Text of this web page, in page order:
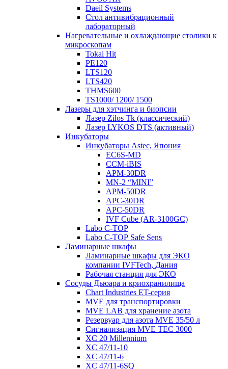
Daeil Systems
Стол антивибрационный
лабораторный
Нагревательные и охлаждающие столики к
микроскопам
Tokai Hit
PE120
LTS120
LTS420
THMS600
TS1000/ 1200/ 1500
Лазеры для хэтчинга и биопсии
Лазер Zilos Tk (классический)
Лазер LYKOS DTS (активный)
Инкубаторы
Инкубаторы Astec, Япония
EC6S-MD
CCM-iBIS
APM-30DR
MN-2 “MINI”
APM-50DR
APC-30DR
APC-50DR
IVF Cube (AR-3100GC)
Labo С-ТОР
Labo С-ТОР Safe Sens
Ламинарные шкафы
Ламинарные шкафы для ЭКО
компании IVFTech, Дания
Рабочая станция для ЭКО
Сосуды Дьюара и криохранилища
Chart Industries ET-серия
MVE для транспортировки
MVE LAB для хранение азота
Резервуар для азота MVE 35/50 л
Сигнализация MVE TEC 3000
XC 20 Millennium
XC 47/11-10
XC 47/11-6
XC 47/11-6SQ